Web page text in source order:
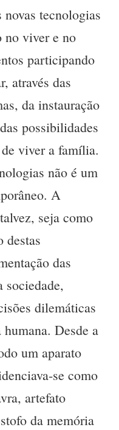
novas tecnologias
no viver e no
participando
através das
da instauração
possibilidades
viver a família.
não é um
A
seja como
destas
das
sociedade,
dilemáticas
Desde a
um aparato
se como
artefato
da memória